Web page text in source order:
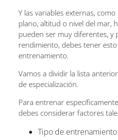
Y las variables externas,
plano, altitud o nivel del mar,
pueden ser muy diferentes, y
rendimiento, debes tener
entrenamiento.
Vamos a dividir la lista
de especialización.
Para entrenar
debes considerar factores
Tipo de